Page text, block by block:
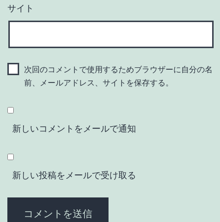
サイト
次回のコメントで使用するためブラウザーに自分の名
前、メールアドレス、サイトを保存する。
新しいコメントをメールで通知
新しい投稿をメールで受け取る